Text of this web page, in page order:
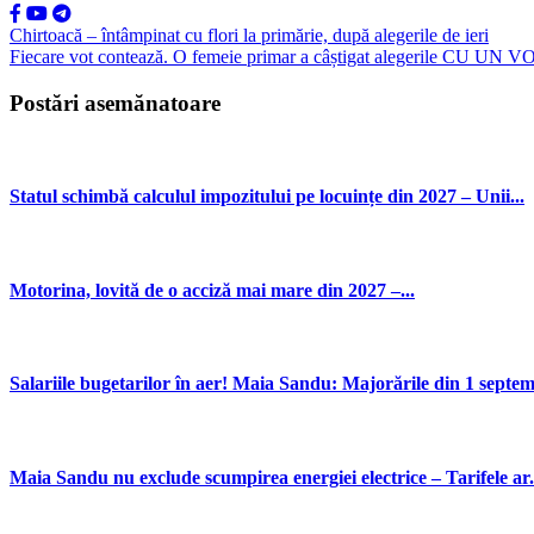
Chirtoacă – întâmpinat cu flori la primărie, după alegerile de ieri
Fiecare vot contează. O femeie primar a câștigat alegerile CU UN
Postări asemănatoare
Statul schimbă calculul impozitului pe locuințe din 2027 – Unii...
Motorina, lovită de o acciză mai mare din 2027 –...
Salariile bugetarilor în aer! Maia Sandu: Majorările din 1
Maia Sandu nu exclude scumpirea energiei electrice – Tarifele